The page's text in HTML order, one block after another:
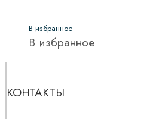
В избранное
В избранное
КОНТАКТЫ